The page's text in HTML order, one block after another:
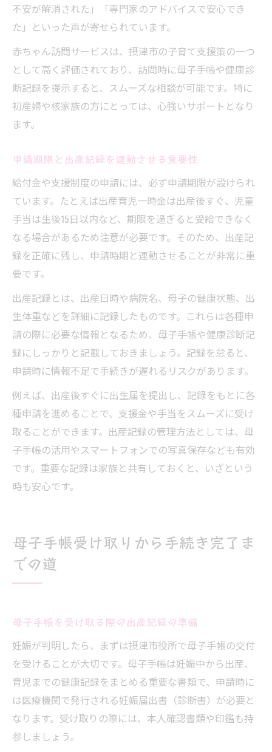
不安が解消された」「専門家のアドバイスで安心でき
た」といった声が寄せられています。
赤ちゃん訪問サービスは、摂津市の子育て支援策の一つ
として高く評価されており、訪問時に母子手帳や健康診
断記録を提示すると、スムーズな相談が可能です。特に
初産婦や核家族の方にとっては、心強いサポートとなり
ます。
申請期限と出産記録を連動させる重要性
給付金や支援制度の申請には、必ず申請期限が設けられ
ています。たとえば出産育児一時金は出産後すぐ、児童
手当は生後15日以内など、期限を過ぎると受給できなく
なる場合があるため注意が必要です。そのため、出産記
録を正確に残し、申請時期と連動させることが非常に重
要です。
出産記録とは、出産日時や病院名、母子の健康状態、出
生体重などを詳細に記録したものです。これらは各種申
請の際に必要な情報となるため、母子手帳や健康診断記
録にしっかりと記載しておきましょう。記録を怠ると、
申請時に情報不足で手続きが遅れるリスクがあります。
例えば、出産後すぐに出生届を提出し、記録をもとに各
種申請を進めることで、支援金や手当をスムーズに受け
取ることができます。出産記録の管理方法としては、母
子手帳の活用やスマートフォンでの写真保存なども有効
です。重要な記録は家族と共有しておくと、いざという
時も安心です。
母子手帳受け取りから手続き完了ま
での道
母子手帳を受け取る際の出産記録の準備
妊娠が判明したら、まずは摂津市役所で母子手帳の交付
を受けることが大切です。母子手帳は妊娠中から出産、
育児までの健康記録をまとめる重要な書類で、申請時に
は医療機関で発行される妊娠届出書（診断書）が必要と
なります。受け取りの際には、本人確認書類や印鑑も持
参しましょう。